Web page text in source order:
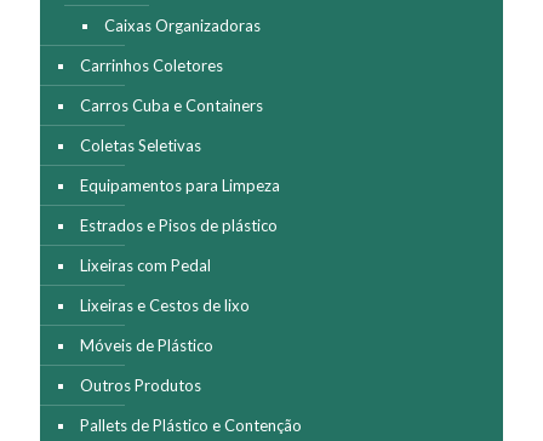
Caixas Organizadoras
Carrinhos Coletores
Carros Cuba e Containers
Coletas Seletivas
Equipamentos para Limpeza
Estrados e Pisos de plástico
Lixeiras com Pedal
Lixeiras e Cestos de lixo
Móveis de Plástico
Outros Produtos
Pallets de Plástico e Contenção